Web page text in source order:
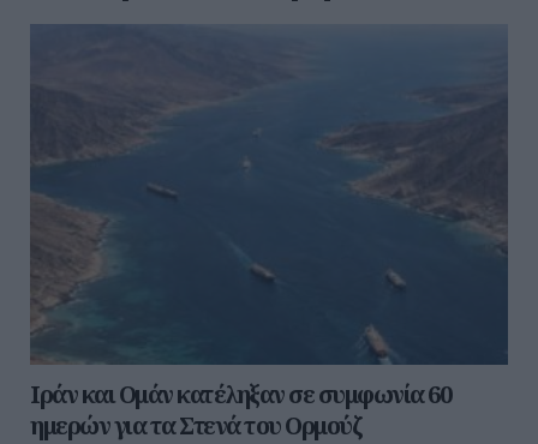
Ιράν και Ομάν κατέληξαν σε συμφωνία 60
ημερών για τα Στενά του Ορμούζ